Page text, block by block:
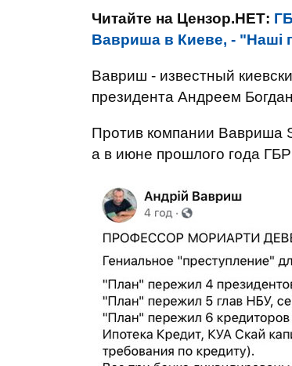
Читайте на Цензор.НЕТ:
Вавриша в Киеве, - "Наші
Вавриш - известный
президента Андреем
Против компании Вавриша
а в июне прошлого года